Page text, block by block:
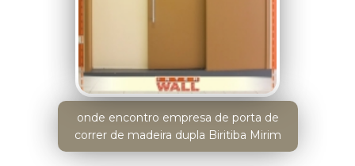
onde encontro empresa de porta de
correr de madeira dupla Biritiba Mirim